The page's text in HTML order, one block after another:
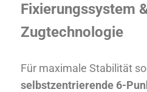
Fixierungssystem
Zugtechnologie
Für maximale Stabilität
selbstzentrierende 6-